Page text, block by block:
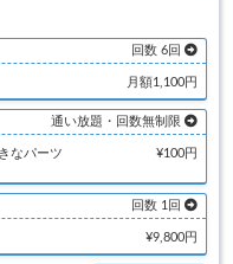
回数 6回
月額1,100円
通い放題・回数無制限
なパーツ
¥100円
回数 1回
¥9,800円